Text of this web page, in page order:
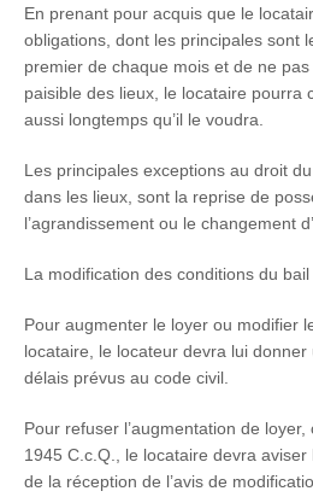
En prenant pour acquis que le
obligations, dont les principales sont
premier de chaque mois et de ne
paisible des lieux, le locataire pourra
aussi longtemps qu’il le voudra.
Les principales exceptions au droit
dans les lieux, sont la reprise de
l’agrandissement ou le changement
La modification des conditions du bail
Pour augmenter le loyer ou modifier
locataire, le locateur devra lui
délais prévus au code civil.
Pour refuser l’augmentation de loyer,
1945 C.c.Q., le locataire devra
de la réception de l’avis de